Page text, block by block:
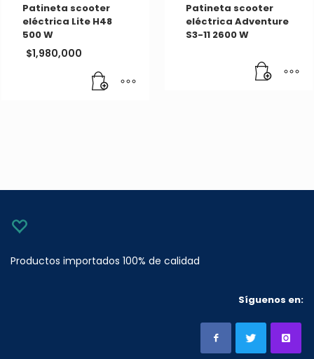
Patineta scooter
eléctrica Lite H48
500 W
$1,980,000
Patineta scooter
eléctrica Adventure
S3-11 2600 W
Productos importados 100% de calidad
Síguenos en: